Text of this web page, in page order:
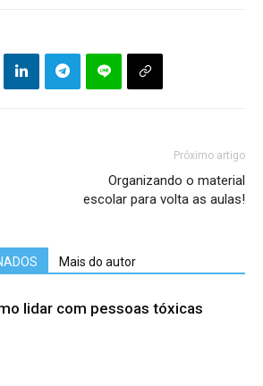
Próximo artigo
Organizando o material
escolar para volta as aulas!
Mais do autor
lidar com pessoas tóxicas